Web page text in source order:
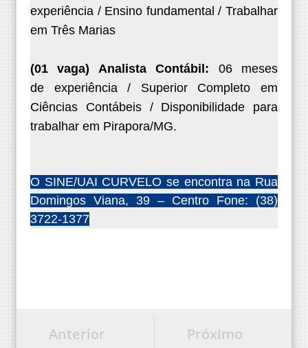
experiência / Ensino fundamental / Trabalhar
em Três Marias
(01 vaga) Analista Contábil: 06 meses
de experiência / Superior Completo em
Ciências Contábeis / Disponibilidade para
trabalhar em Pirapora/MG.
O SINE/UAI CURVELO se encontra na Rua
Domingos Viana, 39 – Centro Fone: (38)
3722-1377
Próximo
Anterior